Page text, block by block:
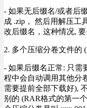
- 如果无后缀名/或者后
成 .zip， 然后用解压工
改后缀名，这种情况,
2. 多个压缩分卷文件的
- 如果后缀名正常: 只需
程中会自动调用其他分
需要提前全部下载好),
别的 (RAR格式的第一